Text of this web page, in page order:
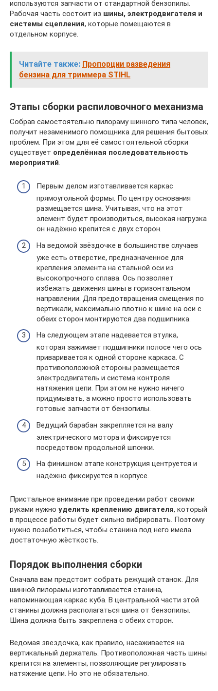
используются запчасти от стандартной бензопилы.
Рабочая часть состоит из шины, электродвигателя и
системы сцепления, которые помещаются в
отдельном корпусе.
Читайте также: Пропорции разведения
бензина для триммера STIHL
Этапы сборки распиловочного механизма
Собрав самостоятельно пилораму шинного типа человек,
получит незаменимого помощника для решения бытовых
проблем. При этом для её самостоятельной сборки
существует определённая последовательность
мероприятий
Первым делом изготавливается каркас
прямоугольной формы. По центру основания
размещается шина. Учитывая, что на этот
элемент будет производиться, высокая нагрузка
он надёжно крепится с двух сторон.
На ведомой звёздочке в большинстве случаев
уже есть отверстие, предназначенное для
крепления элемента на стальной оси из
высокопрочного сплава. Ось позволяет
избежать движения шины в горизонтальном
направлении. Для предотвращения смещения по
вертикали, максимально плотно к шине на оси с
обеих сторон монтируются два подшипника.
На следующем этапе надевается втулка,
которая зажимает подшипники полосе чего ось
приваривается к одной стороне каркаса. С
противоположной стороны размещается
электродвигатель и система контроля
натяжения цепи. При этом не нужно ничего
придумывать, а можно просто использовать
готовые запчасти от бензопилы.
Ведущий барабан закрепляется на валу
электрического мотора и фиксируется
посредством продольной шпонки.
На финишном этапе конструкция центруется и
надёжно фиксируется в корпусе.
Пристальное внимание при проведении работ своими
руками нужно уделить креплению двигателя, который
в процессе работы будет сильно вибрировать. Поэтому
нужно позаботиться, чтобы станина под него имела
достаточную жёсткость.
Порядок выполнения сборки
Сначала вам предстоит собрать режущий станок. Для
шинной пилорамы изготавливается станина,
напоминающая каркас куба. В центральной части этой
станины должна располагаться шина от бензопилы.
Шина должна быть закреплена с обеих сторон.
Ведомая звездочка, как правило, насаживается на
вертикальный держатель. Противоположная часть шины
крепится на элементы, позволяющие регулировать
натяжение цепи. Но это не обязательно.